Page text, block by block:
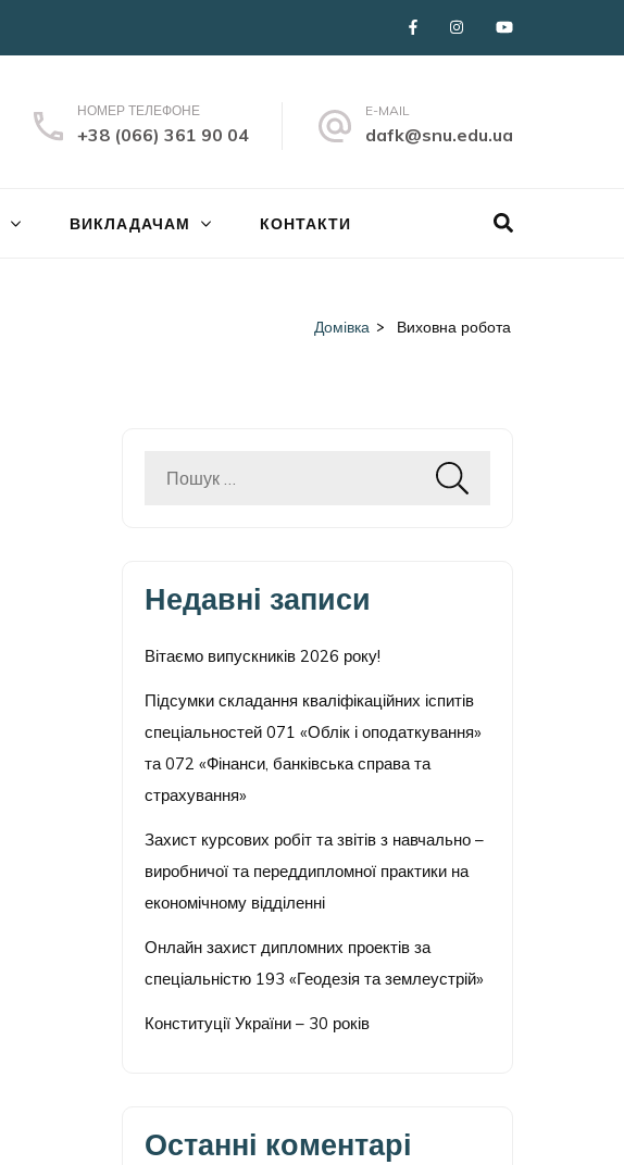
НОМЕР ТЕЛЕФОНЕ
+38 (066) 361 90 04
E-MAIL
dafk@snu.edu.ua
ВИКЛАДАЧАМ КОНТАКТИ
Домівка > Виховна робота
Пошук:
Недавні записи
Вітаємо випускників 2026 року!
Підсумки складання кваліфікаційних іспитів
спеціальностей 071 «Облік і оподаткування»
та 072 «Фінанси, банківська справа та
страхування»
Захист курсових робіт та звітів з навчально –
виробничої та переддипломної практики на
економічному відділенні
Онлайн захист дипломних проектів за
спеціальністю 193 «Геодезія та землеустрій»
Конституції України – 30 років
Останні коментарі